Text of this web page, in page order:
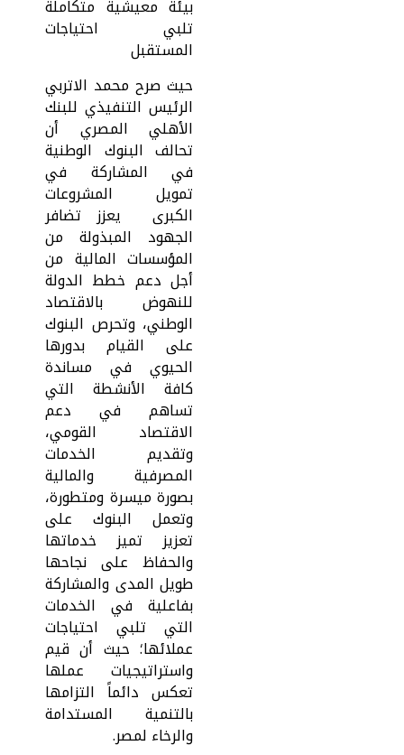
بيئة معيشية متكاملة
تلبي احتياجات
المستقبل
حيث صرح محمد الاتربي
الرئيس التنفيذي للبنك
الأهلي المصري أن
تحالف البنوك الوطنية
في المشاركة في
تمويل المشروعات
الكبرى يعزز تضافر
الجهود المبذولة من
المؤسسات المالية من
أجل دعم خطط الدولة
للنهوض بالاقتصاد
الوطني، وتحرص البنوك
على القيام بدورها
الحيوي في مساندة
كافة الأنشطة التي
تساهم في دعم
الاقتصاد القومي،
وتقديم الخدمات
المصرفية والمالية
بصورة ميسرة ومتطورة،
وتعمل البنوك على
تعزيز تميز خدماتها
والحفاظ على نجاحها
طويل المدى والمشاركة
بفاعلية في الخدمات
التي تلبي احتياجات
عملائها؛ حيث أن قيم
واستراتيجيات عملها
تعكس دائماً التزامها
بالتنمية المستدامة
والرخاء لمصر.